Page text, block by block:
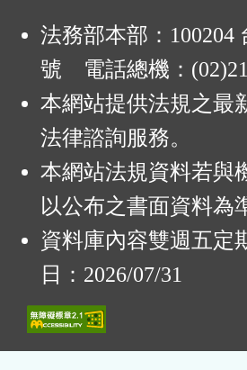
法務部本部：100204
號 電話總機：
本網站提供法規之最
法律諮詢服務。
本網站法規資料若與
以公布之書面資料為
資料庫內容雙週五定
日：2026/07/31